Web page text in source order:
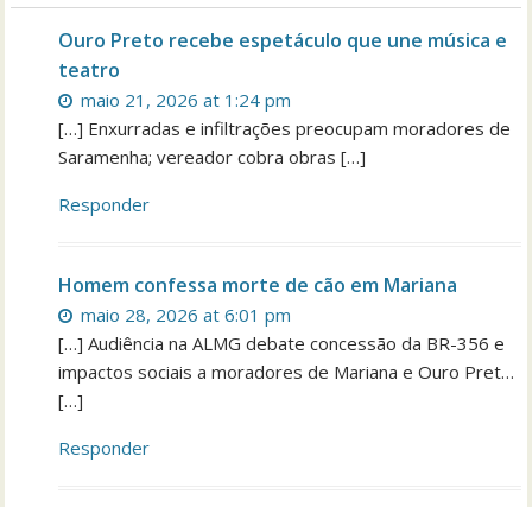
Ouro Preto recebe espetáculo que une música e
teatro
maio 21, 2026 at 1:24 pm
[…] Enxurradas e infiltrações preocupam moradores de
Saramenha; vereador cobra obras […]
Responder
Homem confessa morte de cão em Mariana
maio 28, 2026 at 6:01 pm
[…] Audiência na ALMG debate concessão da BR-356 e
impactos sociais a moradores de Mariana e Ouro Pret…
[…]
Responder